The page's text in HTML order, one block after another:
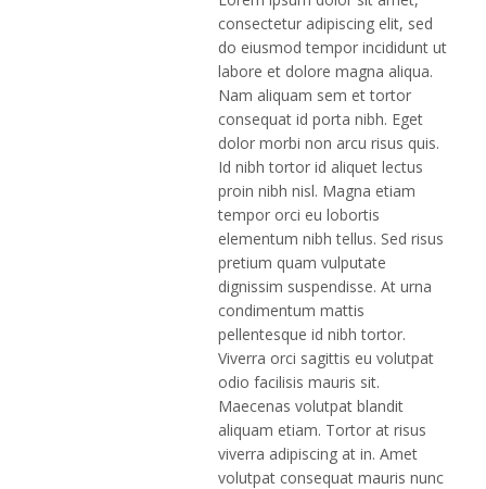
consectetur adipiscing elit, sed
do eiusmod tempor incididunt ut
labore et dolore magna aliqua.
Nam aliquam sem et tortor
consequat id porta nibh. Eget
dolor morbi non arcu risus quis.
Id nibh tortor id aliquet lectus
proin nibh nisl. Magna etiam
tempor orci eu lobortis
elementum nibh tellus. Sed risus
pretium quam vulputate
dignissim suspendisse. At urna
condimentum mattis
pellentesque id nibh tortor.
Viverra orci sagittis eu volutpat
odio facilisis mauris sit.
Maecenas volutpat blandit
aliquam etiam. Tortor at risus
viverra adipiscing at in. Amet
volutpat consequat mauris nunc